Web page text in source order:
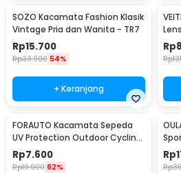
SOZO Kacamata Fashion Klasik
Vintage Pria dan Wanita - TR7
Rp15.700
Rp33.900 54%
+ Keranjang
Rp
Rp
FORAUTO Kacamata Sepeda
UV Protection Outdoor Cycling
Sunglasses - NJ747
Rp7.600
Rp19.900 62%
Rp
Rp